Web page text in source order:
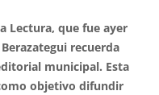
Lectura, que fue ayer
recuerda
municipal. Esta
objetivo difundir